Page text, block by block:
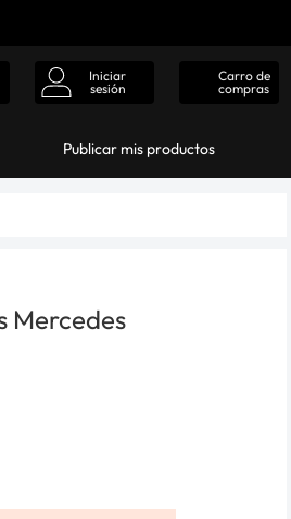
Iniciar
sesión
Carro de
compras
Publicar mis productos
Mercedes